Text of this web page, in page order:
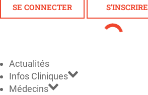
SE CONNECTER S'INSCRIRE
Actualités
Infos Cliniques
Médecins